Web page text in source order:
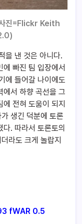
진= Flickr Keith
을 낸 것은 아니다.
빠진 팀 입장에서
에 들어갈 나이에도
에서 하향 곡선을 그
전혀 도움이 되지
생긴 덕분에 토론
. 따라서 토론토의
라도 크게 놀랍지
fWAR 0.5